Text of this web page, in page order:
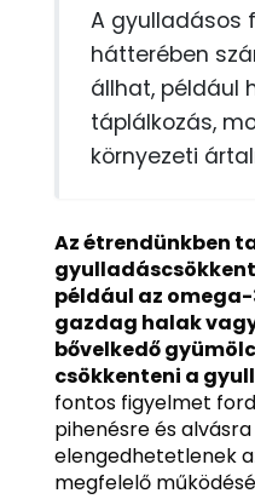
A gyulladásos
hátterében
állhat, például
táplálkozás,
környezeti
Az étrendünkben
például az
gazdag halak
bővelkedő
csökkenteni a
fontos figyelmet
pihenésre és
elengedhetetlenek
megfelelő